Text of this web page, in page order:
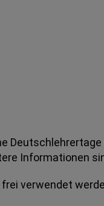
Informationen
verwendet